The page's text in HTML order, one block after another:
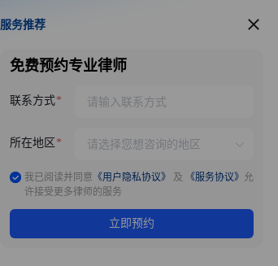
服务推荐
服务推荐
免费预约专业律师
联系方式
所在地区
我已阅读并同意 《用户隐私协议》 及 《服务协议》 允
许接受更多律师的服务
立即预约